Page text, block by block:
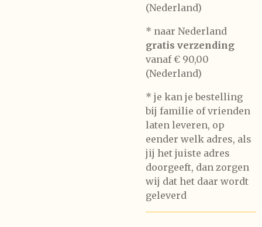
(Nederland)
* naar Nederland
gratis verzending
vanaf € 90,00
(Nederland)
* je kan je bestelling
bij familie of vrienden
laten leveren, op
eender welk adres, als
jij het juiste adres
doorgeeft, dan zorgen
wij dat het daar wordt
geleverd